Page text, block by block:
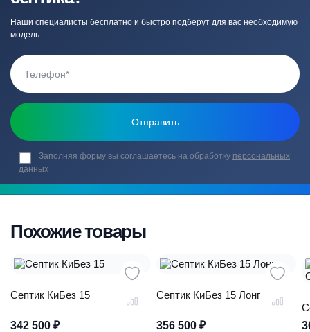
Наши специалисты бесплатно и быстро подберут для вас необходимую
модель
Заполняя форму вы соглашаетесь на обработку персональных
данных
Похожие товары
Септик КиБез 15
342 500 ₽
Септик КиБез 15 Лонг
356 500 ₽